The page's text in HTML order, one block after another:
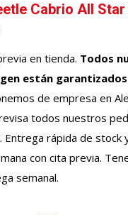
Cabrio All Star
en tienda. Todos
están
de empresa en
todos nuestros
Entrega rápida de stock
con cita previa.
semanal.